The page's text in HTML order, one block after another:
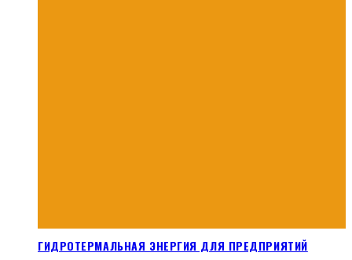
ГИДРОТЕРМАЛЬНАЯ ЭНЕРГИЯ ДЛЯ ПРЕДПРИЯТИЙ